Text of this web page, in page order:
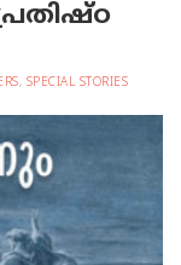
, SPECIAL STORIES